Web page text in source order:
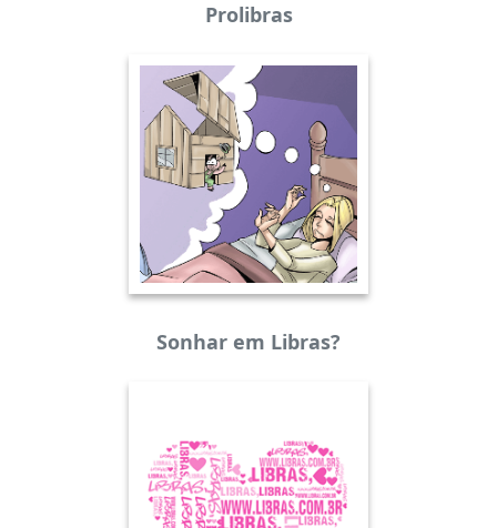
Prolibras
Sonhar em Libras?